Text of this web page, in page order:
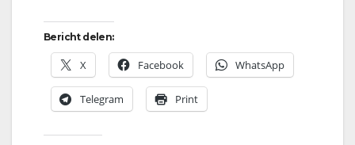
Bericht delen:
X Facebook WhatsApp
Telegram Print